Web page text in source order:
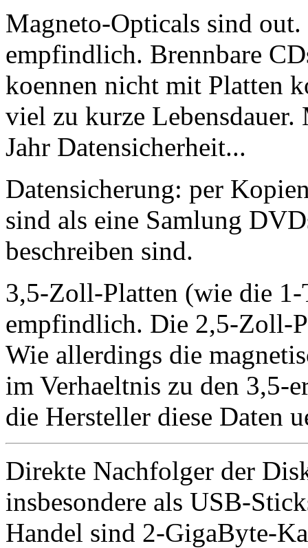
Magneto-Opticals sind
empfindlich. Brennbare
koennen nicht mit Platten
viel zu kurze
Jahr Datensicherheit...
Datensicherung: per
sind als eine Samlung
beschreiben sind.
3,5-Zoll-Platten (wie die
empfindlich. Die 2,5-Zoll-
Wie allerdings die
im Verhaeltnis zu den 3,5-
die Hersteller diese Daten
Direkte Nachfolger der
insbesondere als USB-
Handel sind 2-GigaByte-